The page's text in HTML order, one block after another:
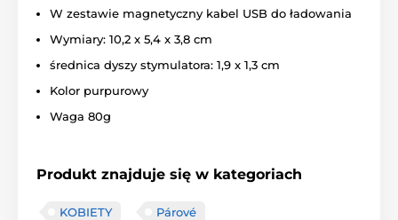
W zestawie magnetyczny kabel USB do ładowania
Wymiary: 10,2 x 5,4 x 3,8 cm
średnica dyszy stymulatora: 1,9 x 1,3 cm
Kolor purpurowy
Waga 80g
Produkt znajduje się w kategoriach
KOBIETY Párové